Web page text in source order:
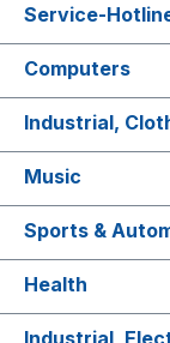
Service-
Computers
Industrial,
Music
Sports &
Health
Industrial,